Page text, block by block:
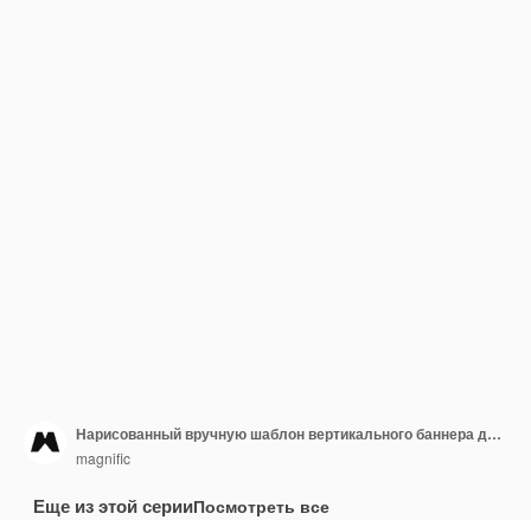
Нарисованный вручную шаблон вертикального баннера для празднования Нового 2024 года
magnific
Еще из этой серииПосмотреть все